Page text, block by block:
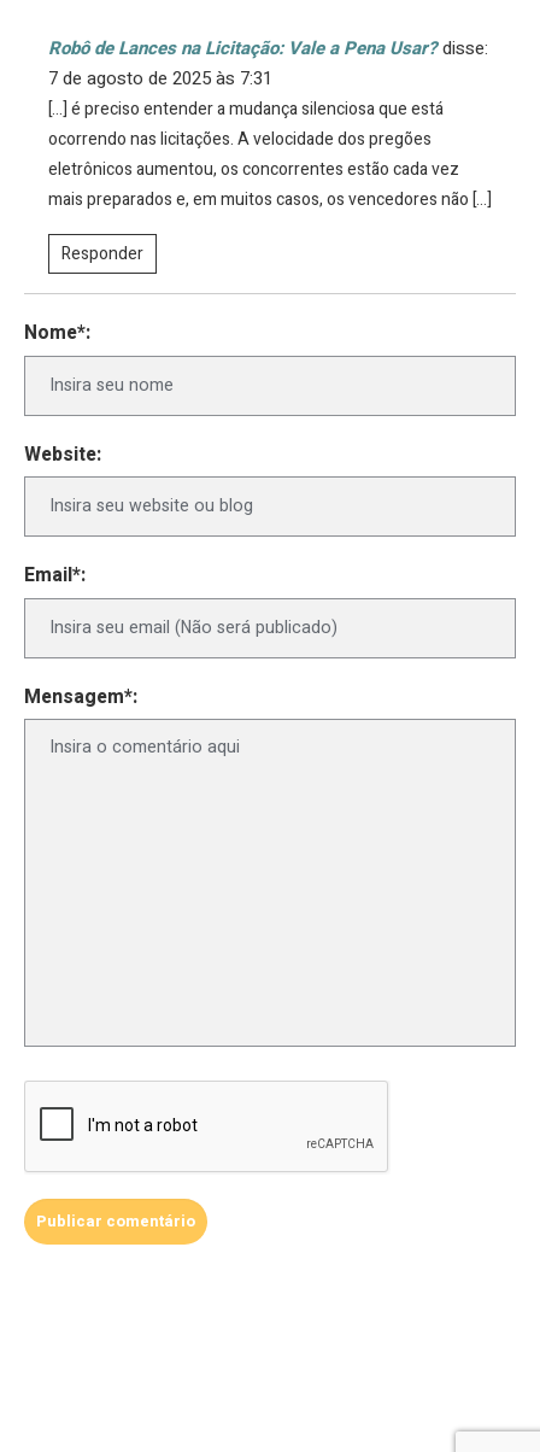
Robô de Lances na Licitação: Vale a Pena Usar?disse:
7 de agosto de 2025 às 7:31
[…] é preciso entender a mudança silenciosa que está
ocorrendo nas licitações. A velocidade dos pregões
eletrônicos aumentou, os concorrentes estão cada vez
mais preparados e, em muitos casos, os vencedores não […]
Responder
Nome*:
Website:
Email*:
Mensagem*: